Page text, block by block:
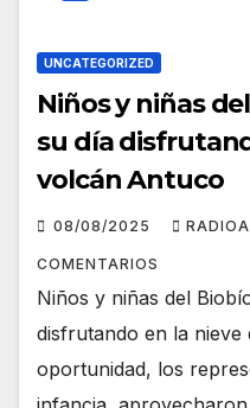
UNCATEGORIZED
Niños y niñas
su día
volcán Antuco
08/08/2025
COMENTARIOS
Niños y niñas del
disfrutando en la
oportunidad, los